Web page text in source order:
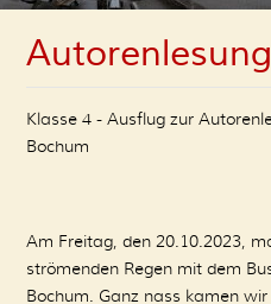
Klasse 4 - Ausflug zur
Bochum
Am Freitag, den 20.10.2023,
strömenden Regen mit dem
Bochum. Ganz nass kamen